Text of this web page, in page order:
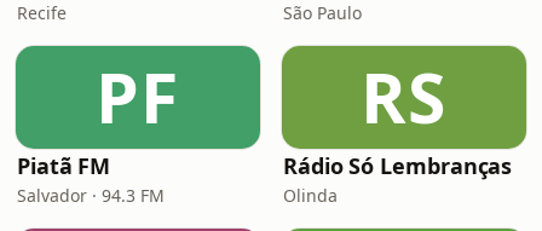
Recife São Paulo
PF
Piatã FM
Salvador · 94.3 FM
RS
Rádio Só Lembranças
Olinda